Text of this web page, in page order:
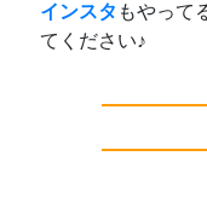
インスタ もやって
てください♪